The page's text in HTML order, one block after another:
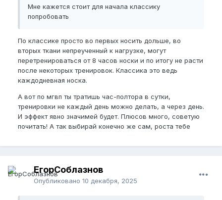
Мне кажется стоит для начала классику
попробовать
По классике просто во первых носить дольше, во
вторых ткани непреученный к нагрузке, могут
перетренироваться от 8 часов носки и по итогу не расти
после некоторых тренировок. Классика это ведь
каждодневная носка.
А вот по мгвп ты тратишь час-полтора в сутки,
тренировки не каждый день можно делать, а через день.
И эффект явно значимей будет. Плюсов много, советую
почитать! А так выбирай конечно же сам, роста тебе
ЕгорСоблазнов
Опубликовано 10 декабря, 2025